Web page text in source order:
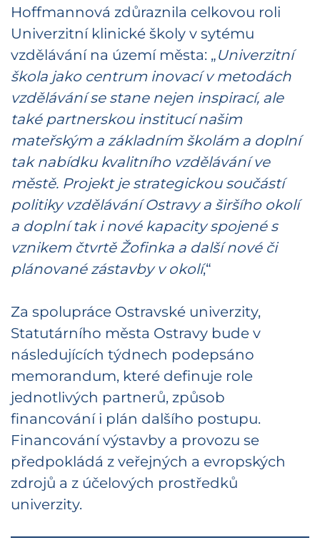
Hoffmannová zdůraznila celkovou roli
Univerzitní klinické školy v sytému
vzdělávání na území města: „Univerzitní
škola jako centrum inovací v metodách
vzdělávání se stane nejen inspirací, ale
také partnerskou institucí našim
mateřským a základním školám a doplní
tak nabídku kvalitního vzdělávání ve
městě. Projekt je strategickou součástí
politiky vzdělávání Ostravy a širšího okolí
a doplní tak i nové kapacity spojené s
vznikem čtvrtě Žofinka a další nové či
plánované zástavby v okolí,“
Za spolupráce Ostravské univerzity,
Statutárního města Ostravy bude v
následujících týdnech podepsáno
memorandum, které definuje role
jednotlivých partnerů, způsob
financování i plán dalšího postupu.
Financování výstavby a provozu se
předpokládá z veřejných a evropských
zdrojů a z účelových prostředků
univerzity.